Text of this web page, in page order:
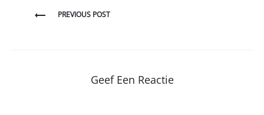
BerichtPREVIOUS POST
Geef Een Reactie